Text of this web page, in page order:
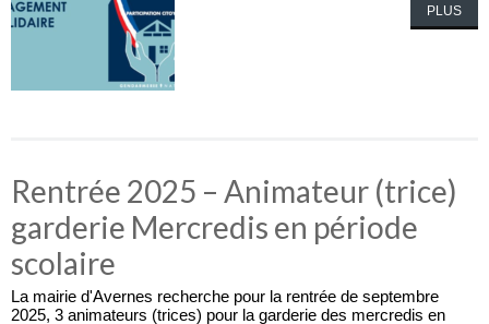
PLUS
Rentrée 2025 – Animateur (trice)
garderie Mercredis en période
scolaire
La mairie d'Avernes recherche pour la rentrée de septembre
2025, 3 animateurs (trices) pour la garderie des mercredis en